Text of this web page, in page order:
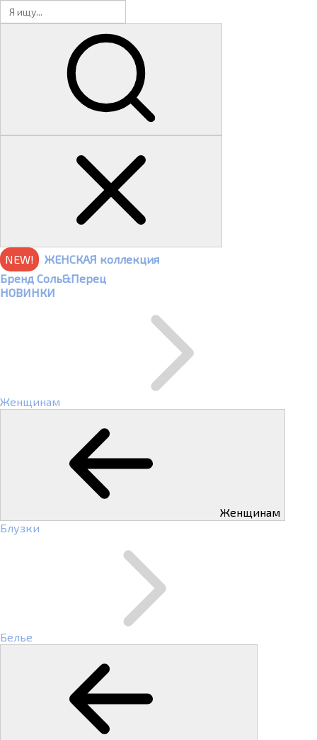
NEW!
ЖЕНСКАЯ коллекция
Бренд Соль&Перец
НОВИНКИ
Женщинам
Женщинам
Блузки
Белье